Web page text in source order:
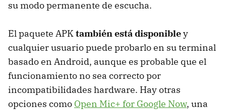
su modo permanente de escucha.
El paquete APKtambién está disponibley
cualquier usuario puede probarlo en su terminal
basado en Android, aunque es probable que el
funcionamiento no sea correcto por
incompatibilidades hardware. Hay otras
opciones como Open Mic+ for Google Now, una